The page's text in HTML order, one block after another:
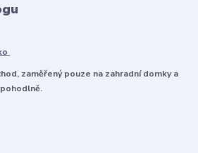
zaměřený pouze na zahradní domky a